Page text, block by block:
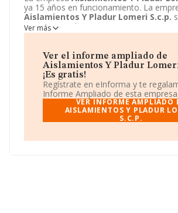
ya 15 años en funcionamiento. La
Aislamientos Y Pladur Lomeri S.c.p.
Ramon i Cajal, 11 - 3 1, Tarragona,
actividad CNAE de esta compañía es
Aislamientos Y Pladur Lomeri S.c.p.
Sociedad civil.
Ver más
Ver el informe ampliado de
Aislamientos Y Pladur Lomeri
¡Es gratis!
Regístrate en eInforma y te
Informe Ampliado de esta empresa.
VER INFORME AMPLIADO
AISLAMIENTOS Y PLADUR
S.C.P.